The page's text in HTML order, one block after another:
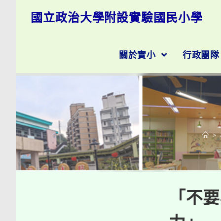
國立政治大學附設實驗國民小學
關於實小 行政團隊
>
「不